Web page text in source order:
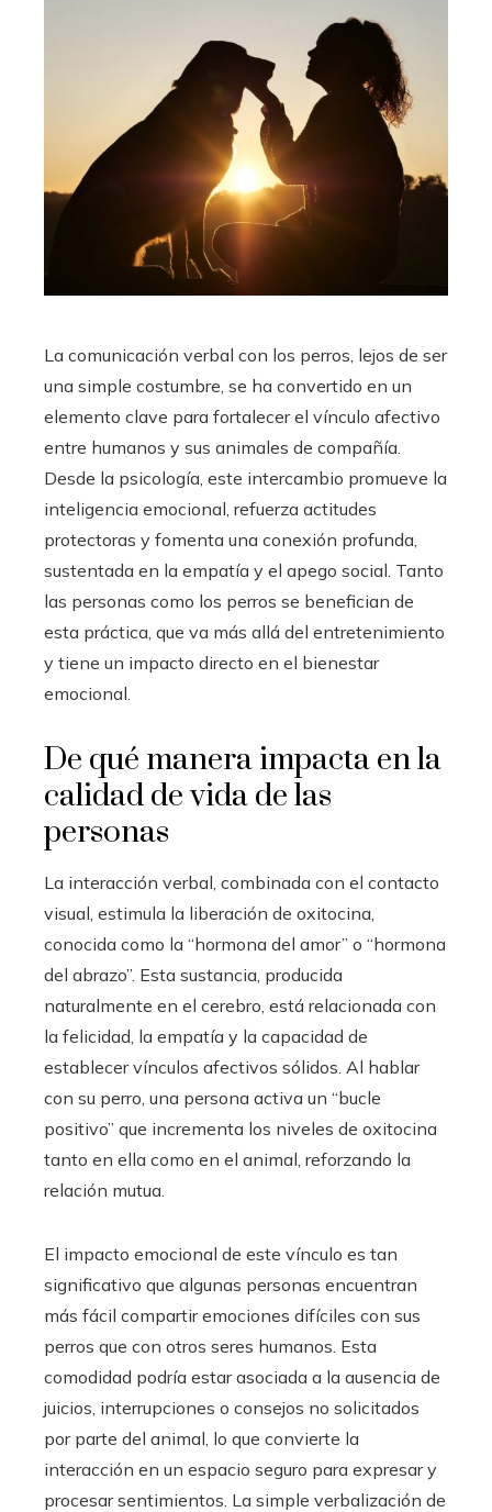
La comunicación verbal con los perros, lejos de ser
una simple costumbre, se ha convertido en un
elemento clave para fortalecer el vínculo afectivo
entre humanos y sus animales de compañía.
Desde la psicología, este intercambio promueve la
inteligencia emocional, refuerza actitudes
protectoras y fomenta una conexión profunda,
sustentada en la empatía y el apego social. Tanto
las personas como los perros se benefician de
esta práctica, que va más allá del entretenimiento
y tiene un impacto directo en el bienestar
emocional.
De qué manera impacta en la
calidad de vida de las
personas
La interacción verbal, combinada con el contacto
visual, estimula la liberación de oxitocina,
conocida como la “hormona del amor” o “hormona
del abrazo”. Esta sustancia, producida
naturalmente en el cerebro, está relacionada con
la felicidad, la empatía y la capacidad de
establecer vínculos afectivos sólidos. Al hablar
con su perro, una persona activa un “bucle
positivo” que incrementa los niveles de oxitocina
tanto en ella como en el animal, reforzando la
relación mutua.
El impacto emocional de este vínculo es tan
significativo que algunas personas encuentran
más fácil compartir emociones difíciles con sus
perros que con otros seres humanos. Esta
comodidad podría estar asociada a la ausencia de
juicios, interrupciones o consejos no solicitados
por parte del animal, lo que convierte la
interacción en un espacio seguro para expresar y
procesar sentimientos. La simple verbalización de